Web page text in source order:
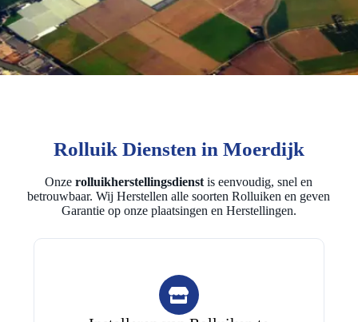
Rolluik Diensten in Moerdijk
Onzerolluikherstellingsdienst is eenvoudig, snel en
betrouwbaar. Wij Herstellen alle soorten Rolluiken en geven
Garantie op onze plaatsingen en Herstellingen.